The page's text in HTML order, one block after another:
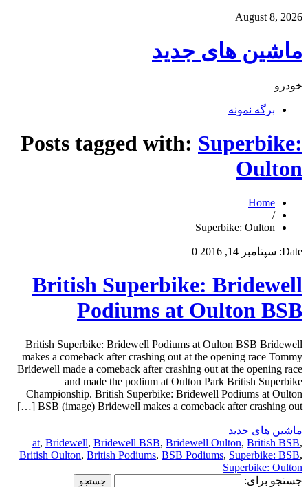
August 8, 2026
ماشین های جدید
خودرو
برگه نمونه
Posts tagged with: Superbike:
Oulton
Home
/
Superbike: Oulton
Date: سپتامبر 14, 2016 0
British Superbike: Bridewell
Podiums at Oulton BSB
British Superbike: Bridewell Podiums at Oulton BSB Bridewell
makes a comeback after crashing out at the opening race Tommy
Bridewell made a comeback after crashing out at the opening race
and made the podium at Oulton Park British Superbike
Championship. British Superbike: Bridewell Podiums at Oulton
BSB (image) Bridewell makes a comeback after crashing out […]
ماشین های جدید
at, Bridewell, Bridewell BSB, Bridewell Oulton, British BSB,
British Oulton, British Podiums, BSB Podiums, Superbike: BSB,
Superbike: Oulton
جستجو برای: